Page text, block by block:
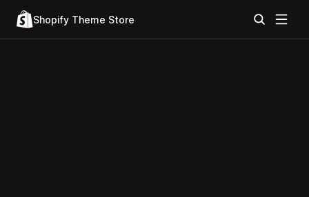
Shopify Theme Store